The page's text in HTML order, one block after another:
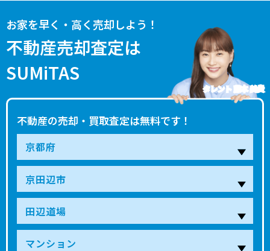
お家を早く・高く売却しよう！
不動産売却査定は
SUMiTAS
不動産の売却・買取査定は無料です！
タレント 藤本 美貴